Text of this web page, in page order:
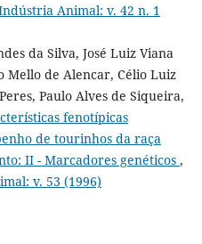
Animal: v. 42 n. 1
da Silva, José Luiz Viana
Mello de Alencar, Célio Luiz
Paulo Alves de Siqueira,
fenotípicas
de tourinhos da raça
II - Marcadores genéticos ,
v. 53 (1996)